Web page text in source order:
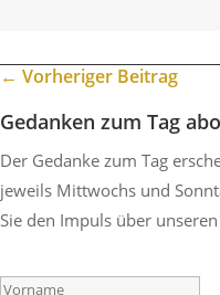
← Vorheriger Beitrag
Gedanken zum Tag
Der Gedanke zum Tag
jeweils Mittwochs und
Sie den Impuls über